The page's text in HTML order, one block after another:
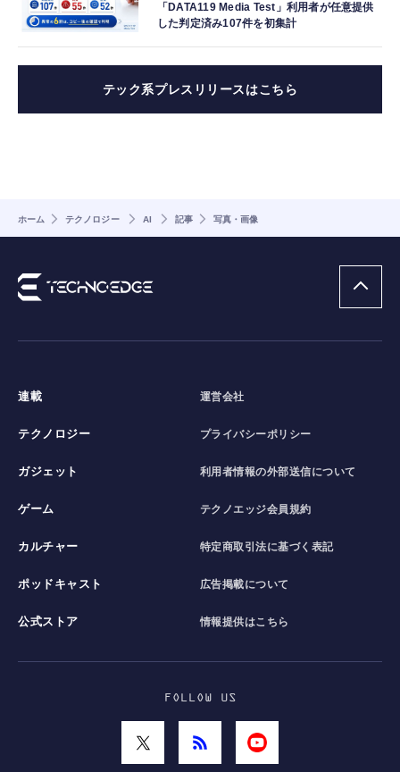
「DATA119 Media Test」利用者が任意提供
した判定済み107件を初集計
テック系プレスリリースはこちら
ホーム テクノロジー AI 記事 写真・画像
連載
テクノロジー
ガジェット
ゲーム
カルチャー
ポッドキャスト
公式ストア
運営会社
プライバシーポリシー
利用者情報の外部送信について
テクノエッジ会員規約
特定商取引法に基づく表記
広告掲載について
情報提供はこちら
FOLLOW US